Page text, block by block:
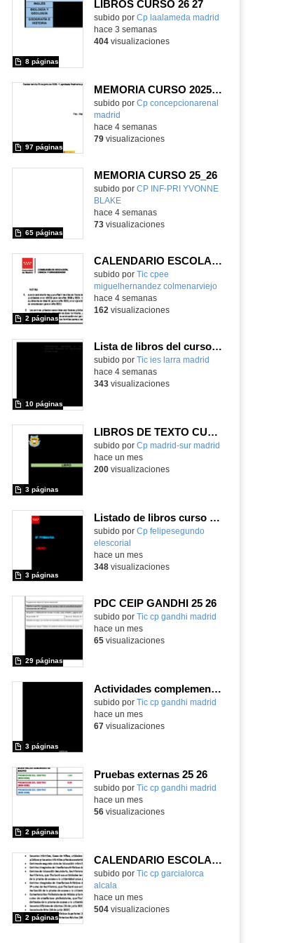
LIBROS CURSO 26 27
subido por Cp laalameda madrid
8 páginas
hace 3 semanas
404visualizaciones
MEMORIA CURSO 2025-2026
subido por Cp concepcionarenal
madrid
97 páginas
hace 4 semanas
79visualizaciones
MEMORIA CURSO 25_26
subido por CP INF-PRI YVONNE
BLAKE
65 páginas
-
hace 4 semanas
73visualizaciones
CALENDARIO ESCOLAR CURSO 2026/2027
subido por Tic cpee
miguelhernandez colmenarviejo
2 páginas
-
hace 4 semanas
162 visualizaciones
Lista de libros del curso 26-27
subido por Tic ies larra madrid
10 páginas
hace 4 semanas
343visualizaciones
LIBROS DE TEXTO CURSO 2026-27
subido por Cp madrid-sur madrid
3 páginas
hace un mes
200visualizaciones
Listado de libros curso 2026-2027
Contenido educativo.
subido por Cp felipesegundo
elescorial
3 páginas
hace un mes
348visualizaciones
PDC CEIP GANDHI 25 26
subido por Tic cp gandhi madrid
29 páginas
hace un mes
65visualizaciones
Actividades complementarias GANDHI 25 26
subido por Tic cp gandhi madrid
3 páginas
hace un mes
67visualizaciones
Pruebas externas 25 26
subido por Tic cp gandhi madrid
2 páginas
hace un mes
56visualizaciones
CALENDARIO ESCOLAR CURSO 2026-2027
subido por Tic cp garcialorca
alcala
2 páginas
hace un mes
504visualizaciones